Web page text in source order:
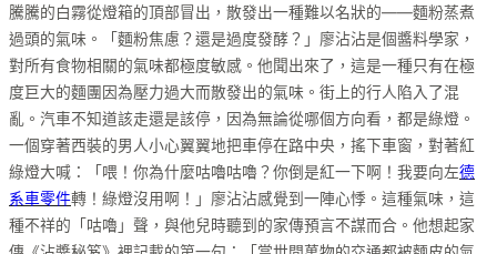
騰騰的白霧從燈箱的頂部冒出，散發出一種難以名狀的——麵粉蒸煮
過頭的氣味。「麵粉焦慮？還是過度發酵？」廖沾沾是個醬料學家，
對所有食物相關的氣味都極度敏感。他聞出來了，這是一種只有在極
度巨大的麵團因為壓力過大而散發出的氣味。街上的行人陷入了混
亂。汽車不知道該走還是該停，因為無論從哪個方向看，都是綠燈。
一個穿著西裝的男人小心翼翼地把車停在路中央，搖下車窗，對著紅
綠燈大喊：「喂！你為什麼咕嚕咕嚕？你倒是紅一下啊！我要向左德
系車零件轉！綠燈沒用啊！」廖沾沾感覺到一陣心悸。這種氣味，這
種不祥的「咕嚕」聲，與他兒時聽到的家傳預言不謀而合。他想起家